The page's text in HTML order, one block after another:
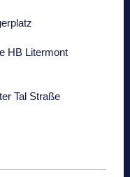
HB Litermont
Tal Straße